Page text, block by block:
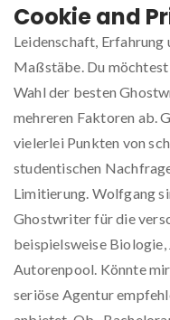
Cookie and
Leidenschaft,
Maßstäbe. Du
Wahl der besten
mehreren Faktoren ab.
vielerlei Punkten von
studentischen
Limitierung. Wolfgang
Ghostwriter für die
beispielsweise Biologie,
Autorenpool. Könnte
seriöse Agentur